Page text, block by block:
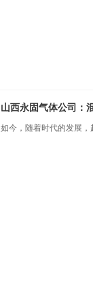
山西永固气体公司：
如今，随着时代的发展